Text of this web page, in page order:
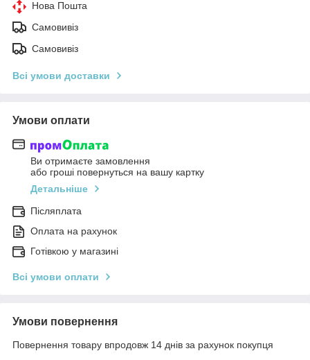
Нова Пошта
Самовивіз
Самовивіз
Всі умови доставки
Умови оплати
Ви отримаєте замовлення
або гроші повернуться на вашу картку
Детальніше
Післяплата
Оплата на рахунок
Готівкою у магазині
Всі умови оплати
Умови повернення
Повернення товару впродовж 14 днів за рахунок покупця